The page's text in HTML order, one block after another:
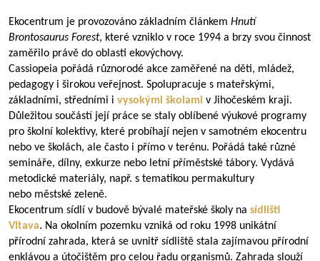
Ekocentrum je provozováno základním článkem Hnutí
Brontosaurus Forest, které vzniklo v roce 1994 a brzy svou činnost
zaměřilo právě do oblasti ekovýchovy.
Cassiopeia pořádá různorodé akce zaměřené na děti, mládež,
pedagogy i širokou veřejnost. Spolupracuje s mateřskými,
základními, středními i vysokými školami v Jihočeském kraji.
Důležitou součástí její práce se staly oblíbené výukové programy
pro školní kolektivy, které probíhají nejen v samotném ekocentru
nebo ve školách, ale často i přímo v terénu. Pořádá také různé
semináře, dílny, exkurze nebo letní příměstské tábory. Vydává
metodické materiály, např. s tematikou permakultury
nebo městské zeleně.
Ekocentrum sídlí v budově bývalé mateřské školy na sídlišti
Vltava. Na okolním pozemku vzniká od roku 1998 unikátní
přírodní zahrada, která se uvnitř sídliště stala zajímavou přírodní
enklávou a útočištěm pro celou řadu organismů. Zahrada slouží